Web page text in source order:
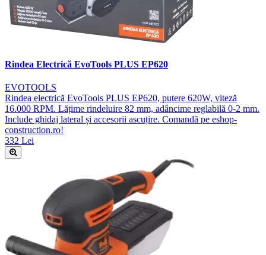
Rindea Electrică EvoTools PLUS EP620
EVOTOOLS
Rindea electrică EvoTools PLUS EP620, putere 620W, viteză
16.000 RPM. Lățime rindeluire 82 mm, adâncime reglabilă 0-2 mm.
Include ghidaj lateral și accesorii ascuțire. Comandă pe eshop-
construction.ro!
332 Lei